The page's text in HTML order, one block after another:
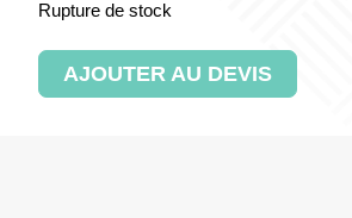
Rupture de stock
AJOUTER AU DEVIS